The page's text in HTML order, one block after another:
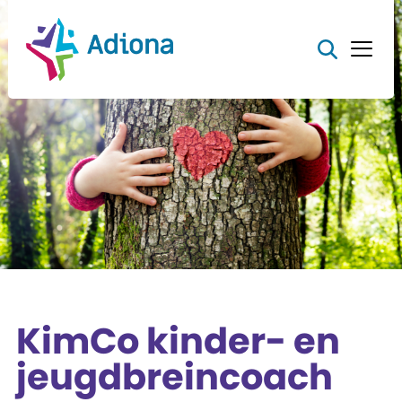
KimCo kinder- en
jeugdbreincoach